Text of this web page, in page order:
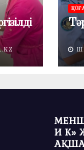
И К»